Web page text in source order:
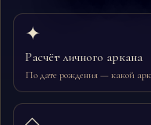
✦
Расчёт личного аркана
По дате рождения — какой